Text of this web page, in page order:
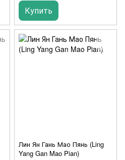
Купить
Лин Ян Гань Мао Пянь (Ling
Yang Gan Mao Pian)